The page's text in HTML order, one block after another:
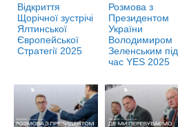
Відкриття
Щорічної зустрічі
Ялтинської
Європейської
Стратегії 2025
Розмова з
Президентом
України
Володимиром
Зеленським під
час YES 2025